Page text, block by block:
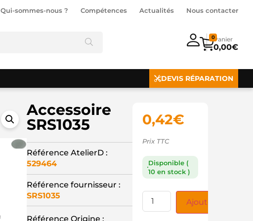
Qui-sommes-nous ? Compétences Actualités Nous contacter
0,00€
0
DEVIS RÉPARATION
Accessoire
SRS1035
Référence AtelierD :
529464
Référence fournisseur :
SRS1035
Référence Origine :
0,42€
Prix TTC
Disponible (
10 en stock )
Ajouter au